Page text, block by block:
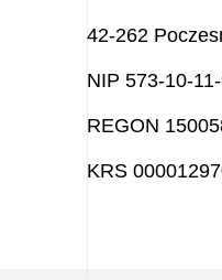
42-262
NIP 573-10-
REGON
KRS